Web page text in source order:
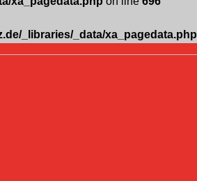
_libraries/_data/xa_pagedata.php